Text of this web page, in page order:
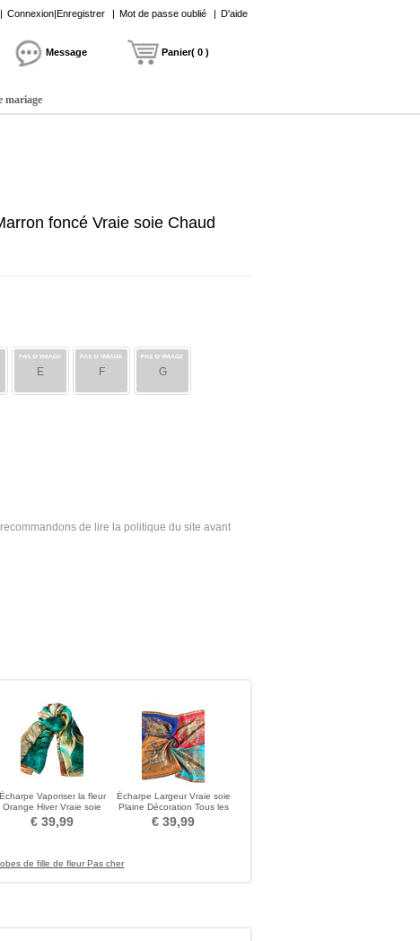
| Connexion|Enregistrer | Mot de passe oublié | D'aide
Message Panier( 0 )
mariage
foncé Vraie soie Chaud
E F G
de lire la politique du site avant
Écharpe Vaporiser la fleur
Orange Hiver Vraie soie
Campagne De longueur
moyenne
€ 39,99
Écharpe Largeur Vraie soie
Plaine Décoration Tous les
adultes
€ 39,99
de fille de fleur Pas cher